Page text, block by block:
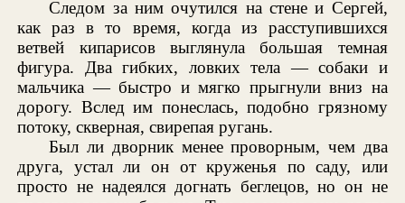
Следом за ним очутился на стене и Сергей,
как раз в то время, когда из расступившихся
ветвей кипарисов выглянула большая темная
фигура. Два гибких, ловких тела — собаки и
мальчика — быстро и мягко прыгнули вниз на
дорогу. Вслед им понеслась, подобно грязному
потоку, скверная, свирепая ругань.
Был ли дворник менее проворным, чем два
друга, устал ли он от круженья по саду, или
просто не надеялся догнать беглецов, но он не